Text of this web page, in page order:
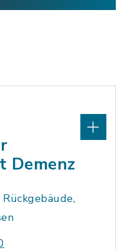
Demenz